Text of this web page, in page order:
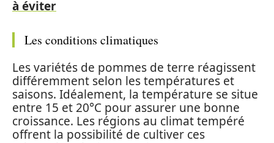
à éviter
Les conditions climatiques
Les variétés de pommes de terre réagissent
différemment selon les températures et
saisons. Idéalement, la température se situe
entre 15 et 20°C pour assurer une bonne
croissance. Les régions au climat tempéré
offrent la possibilité de cultiver ces